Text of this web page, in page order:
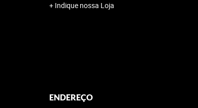
Indique nossa Loja
ENDEREÇO